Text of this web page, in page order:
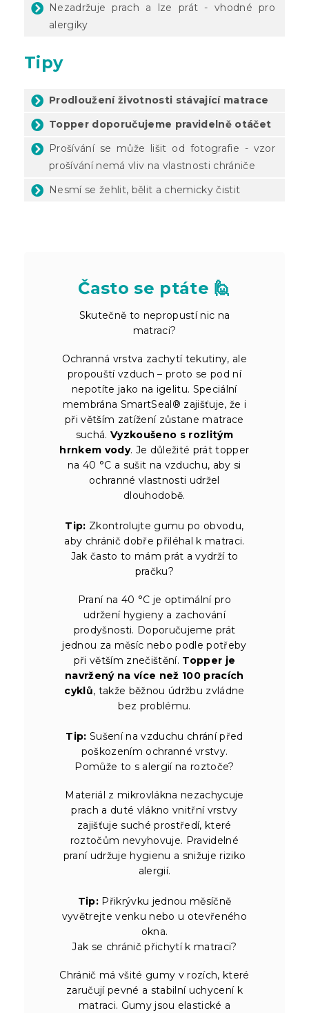
Nezadržuje prach a lze prát - vhodné pro
alergiky
Tipy
Prodloužení životnosti stávající matrace
Topper doporučujeme pravidelně otáčet
Prošívání se může lišit od fotografie - vzor
prošívání nemá vliv na vlastnosti chrániče
Nesmí se žehlit, bělit a chemicky čistit
Často se ptáte 🙋
Skutečně to nepropustí nic na
matraci?
Ochranná vrstva zachytí tekutiny, ale
propouští vzduch – proto se pod ní
nepotíte jako na igelitu. Speciální
membrána SmartSeal® zajišťuje, že i
při větším zatížení zůstane matrace
suchá.Vyzkoušeno s rozlitým
hrnkem vody. Je důležité prát topper
na 40 °C a sušit na vzduchu, aby si
ochranné vlastnosti udržel
dlouhodobě.
Tip: Zkontrolujte gumu po obvodu,
aby chránič dobře přiléhal k matraci.
Jak často to mám prát a vydrží to
pračku?
Praní na 40 °C je optimální pro
udržení hygieny a zachování
prodyšnosti. Doporučujeme prát
jednou za měsíc nebo podle potřeby
při větším znečištění. Topper je
navržený na více než 100 pracích
cyklů, takže běžnou údržbu zvládne
bez problému.
Tip: Sušení na vzduchu chrání před
poškozením ochranné vrstvy.
Pomůže to s alergií na roztoče?
Materiál z mikrovlákna nezachycuje
prach a duté vlákno vnitřní vrstvy
zajišťuje suché prostředí, které
roztočům nevyhovuje. Pravidelné
praní udržuje hygienu a snižuje riziko
alergií.
Tip: Přikrývku jednou měsíčně
vyvětrejte venku nebo u otevřeného
okna.
Jak se chránič přichytí k matraci?
Chránič má všité gumy v rozích, které
zaručují pevné a stabilní uchycení k
matraci. Gumy jsou elastické a